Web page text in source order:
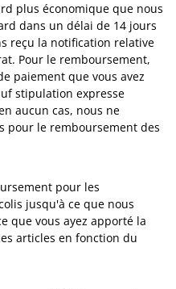
plus économique que nous
dans un délai de 14 jours
reçu la notification relative
Pour le remboursement,
paiement que vous avez
stipulation expresse
aucun cas, nous ne
pour le remboursement des
pour les
jusqu'à ce que nous
que vous ayez apporté la
articles en fonction du